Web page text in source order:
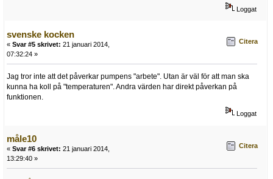
Loggat
svenske kocken
« Svar #5 skrivet: 21 januari 2014,
07:32:24 »
Citera
Jag tror inte att det påverkar pumpens "arbete". Utan är väl för att man ska
kunna ha koll på "temperaturen". Andra värden har direkt påverkan på
funktionen.
Loggat
måle10
« Svar #6 skrivet: 21 januari 2014,
13:29:40 »
Citera